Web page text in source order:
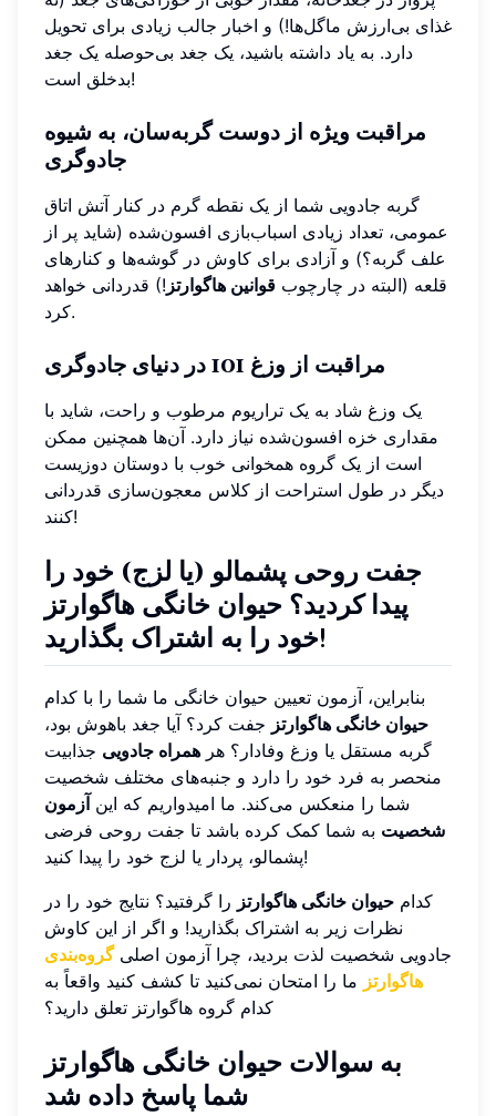
غذای بی‌ارزش ماگل‌ها!) و اخبار جالب زیادی برای تحویل
دارد. به یاد داشته باشید، یک جغد بی‌حوصله یک جغد
بدخلق است!
مراقبت ویژه از دوست گربه‌سان، به شیوه
جادوگری
گربه جادویی شما از یک نقطه گرم در کنار آتش اتاق
عمومی، تعداد زیادی اسباب‌بازی افسون‌شده (شاید پر از
علف گربه؟) و آزادی برای کاوش در گوشه‌ها و کنارهای
قلعه (البته در چارچوب قوانین هاگوارتز !) قدردانی خواهد
کرد.
مراقبت از وزغ 101 در دنیای جادوگری
یک وزغ شاد به یک تراریوم مرطوب و راحت، شاید با
مقداری خزه افسون‌شده نیاز دارد. آن‌ها همچنین ممکن
است از یک گروه همخوانی خوب با دوستان دوزیست
دیگر در طول استراحت از کلاس معجون‌سازی قدردانی
کنند!
جفت روحی پشمالو (یا لزج) خود را
پیدا کردید؟ حیوان خانگی هاگوارتز
خود را به اشتراک بگذارید!
بنابراین، آزمون تعیین حیوان خانگی ما شما را با کدام
حیوان خانگی هاگوارتز جفت کرد؟ آیا جغد باهوش بود،
گربه مستقل یا وزغ وفادار؟ هر همراه جادویی جذابیت
منحصر به فرد خود را دارد و جنبه‌های مختلف شخصیت
شما را منعکس می‌کند. ما امیدواریم که این آزمون
شخصیت به شما کمک کرده باشد تا جفت روحی فرضی
پشمالو، پردار یا لزج خود را پیدا کنید!
کدام حیوان خانگی هاگوارتز را گرفتید؟ نتایج خود را در
نظرات زیر به اشتراک بگذارید! و اگر از این کاوش
جادویی شخصیت لذت بردید، چرا آزمون اصلیگروه‌بندی
هاگوارتز ما را امتحان نمی‌کنید تا کشف کنید واقعاً به
کدام گروه هاگوارتز تعلق دارید؟
به سوالات حیوان خانگی هاگوارتز
شما پاسخ داده شد